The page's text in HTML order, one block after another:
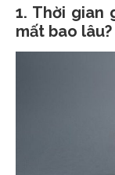
1. Thời gian
mất bao lâu?